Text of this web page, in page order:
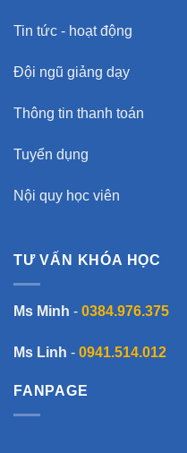
Tin tức - hoạt động
Đội ngũ giảng dạy
Thông tin thanh toán
Tuyển dụng
Nội quy học viên
TƯ VẤN KHÓA HỌC
Ms Minh - 0384.976.375
Ms Linh - 0941.514.012
FANPAGE